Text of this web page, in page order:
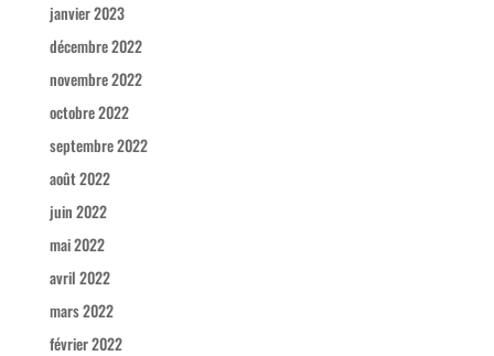
janvier 2023
décembre 2022
novembre 2022
octobre 2022
septembre 2022
août 2022
juin 2022
mai 2022
avril 2022
mars 2022
février 2022